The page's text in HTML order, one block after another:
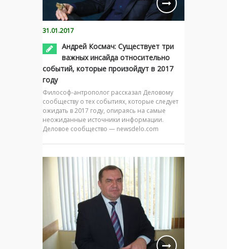
31.01.2017
Андрей Космач: Существует три
важных инсайда относительно
событий, которые произойдут в 2017
году
Философ-антрополог рассказал Деловому
сообществу о тех событиях, которые следует
ожидать в 2017 году, опираясь на самые
неожиданные источники информации.
Деловое сообщество — newsdelo.com